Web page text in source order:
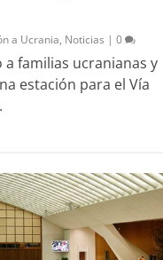
a Ucrania, Noticias |0
a familias ucranianas y
estación para el Vía